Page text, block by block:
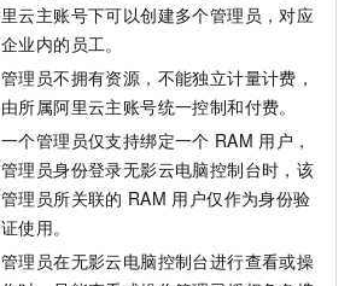
里云主账号下可以创建多个管理员，对应
企业内的员工。
管理员不拥有资源，不能独立计量计费，
由所属阿里云主账号统一控制和付费。
一个管理员仅支持绑定一个 RAM 用户，
管理员身份登录无影云电脑控制台时，该
管理员所关联的 RAM 用户仅作为身份验
证使用。
管理员在无影云电脑控制台进行查看或操